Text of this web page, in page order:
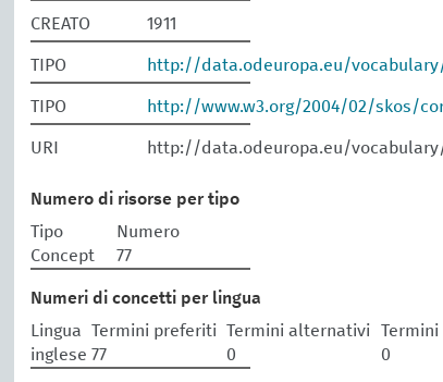
CREATO 1911
TIPO http://data.odeuropa.eu/
TIPO http://www.w3.org/2004/02/skos/
URI http://data.odeuropa.eu/
Numero di risorse per tipo
Tipo
Numero
Concept
77
Numeri di concetti per lingua
Lingua
Termini preferiti Termini alternativi
inglese 77 0 0